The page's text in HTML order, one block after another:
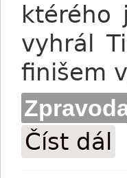
ktérého
vyhrál
finišem
Číst dál